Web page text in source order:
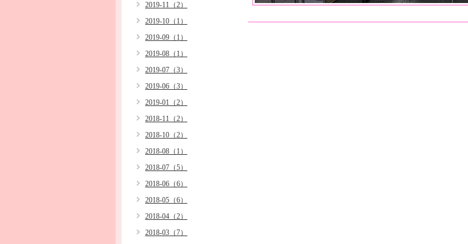
2019-11（2）
2019-10（1）
2019-09（1）
2019-08（1）
2019-07（3）
2019-06（3）
2019-01（2）
2018-11（2）
2018-10（2）
2018-08（1）
2018-07（5）
2018-06（6）
2018-05（6）
2018-04（2）
2018-03（7）